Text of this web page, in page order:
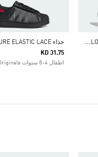
ح
ذاء SUPERSTAR LED LIGHTS COMFORT CLOSURE ELASTIC LACE
KD 31.75
اطفال 4-8 سنوات Originals